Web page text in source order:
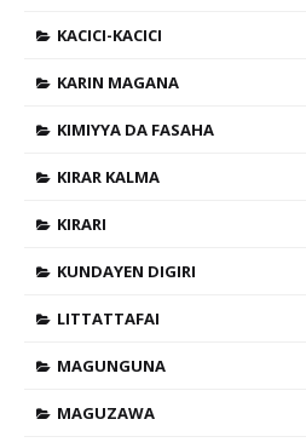
KACICI-KACICI
KARIN MAGANA
KIMIYYA DA FASAHA
KIRAR KALMA
KIRARI
KUNDAYEN DIGIRI
LITTATTAFAI
MAGUNGUNA
MAGUZAWA